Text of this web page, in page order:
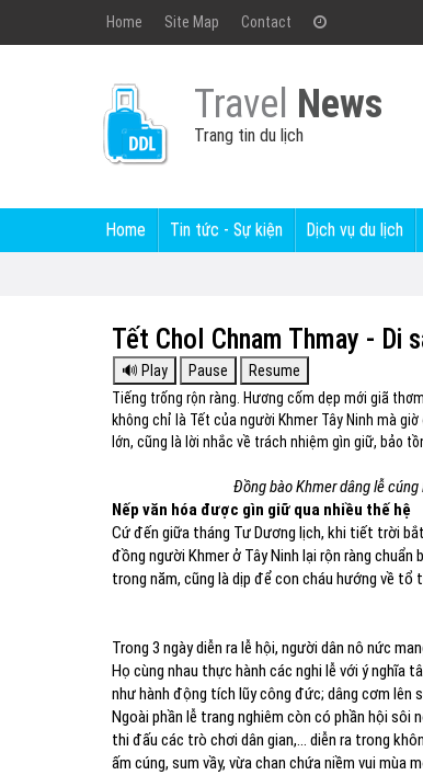
Home Site Map Contact
Travel News
Trang tin du lịch
Home Tin tức - Sự kiện Dịch vụ du lịch
Tết Chol Chnam Thmay - Di
Tiếng trống rộn ràng. Hương cốm dẹp mới giã
không chỉ là Tết của người Khmer Tây Ninh mà
lớn, cũng là lời nhắc về trách nhiệm gìn giữ, bảo
Đồng bào Khmer dâng lễ
Nếp văn hóa được gìn giữ qua nhiều thế hệ
Cứ đến giữa tháng Tư Dương lịch, khi tiết trời
đồng người Khmer ở Tây Ninh lại rộn ràng
trong năm, cũng là dịp để con cháu hướng về
Trong 3 ngày diễn ra lễ hội, người dân nô nức
Họ cùng nhau thực hành các nghi lễ với ý nghĩa
như hành động tích lũy công đức; dâng cơm lên
Ngoài phần lễ trang nghiêm còn có phần hội sôi
thi đấu các trò chơi dân gian,… diễn ra trong
ấm cúng, sum vầy, vừa chan chứa niềm vui mùa